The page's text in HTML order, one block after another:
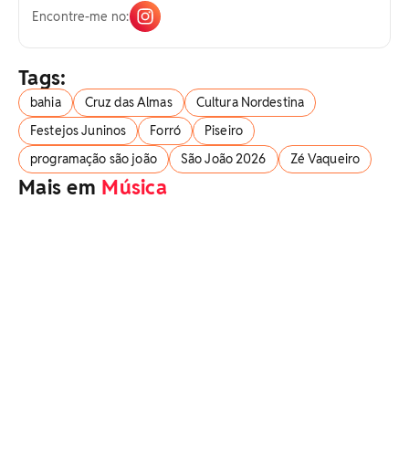
Encontre-me no:
Tags:
bahia Cruz das Almas
Cultura Nordestina
Festejos Juninos
Forró
Piseiro
programação são joão
São João 2026 Zé Vaqueiro
Mais em Música